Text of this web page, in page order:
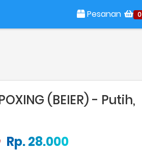
Pesanan 0
(BEIER) - Putih,
Rp. 28.000